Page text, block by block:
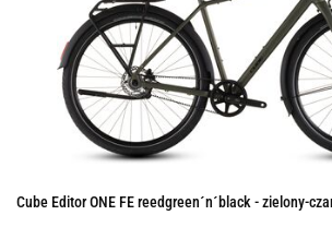
Cube Editor ONE FE reedgreen´n´black - zielony-